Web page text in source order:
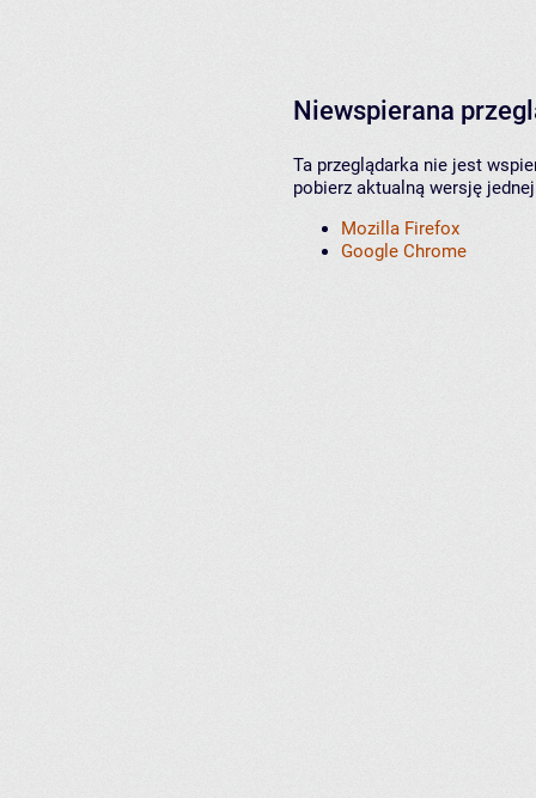
Niewspierana
Ta przeglądarka nie jest
pobierz aktualną wersję
Mozilla Firefox
Google Chrome